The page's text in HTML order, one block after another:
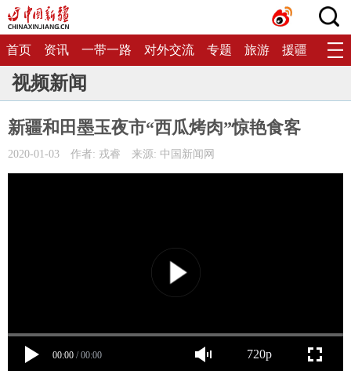
首页 资讯 一带一路 对外交流 专题 旅游 援疆 生态
视频新闻
新疆和田墨玉夜市“西瓜烤肉”惊艳食客
2020-01-03 作者: 戎睿 来源: 中国新闻网
00:00 / 00:00 720p